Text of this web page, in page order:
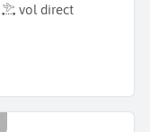
vol direct